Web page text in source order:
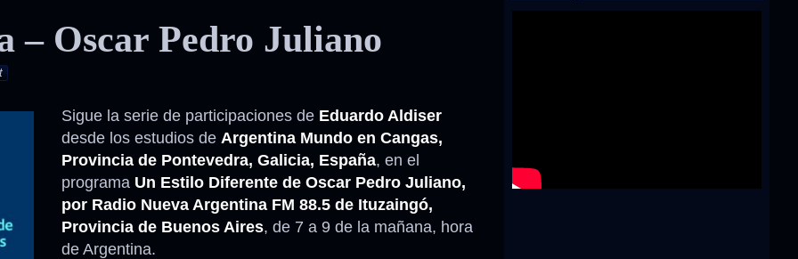
– Oscar Pedro Juliano
Sigue la serie de participaciones de Eduardo Aldiser
desde los estudios de Argentina Mundo en Cangas,
Provincia de Pontevedra, Galicia, España, en el
programa Un Estilo Diferente de Oscar Pedro Juliano,
por Radio Nueva Argentina FM 88.5 de Ituzaingó,
Provincia de Buenos Aires, de 7 a 9 de la mañana, hora
de Argentina.